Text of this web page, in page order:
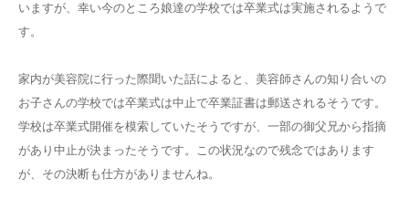
いますが、幸い今のところ娘達の学校では卒業式は実施されるようで
す。
家内が美容院に行った際聞いた話によると、美容師さんの知り合いの
お子さんの学校では卒業式は中止で卒業証書は郵送されるそうです。
学校は卒業式開催を模索していたそうですが、一部の御父兄から指摘
があり中止が決まったそうです。この状況なので残念ではあります
が、その決断も仕方がありませんね。